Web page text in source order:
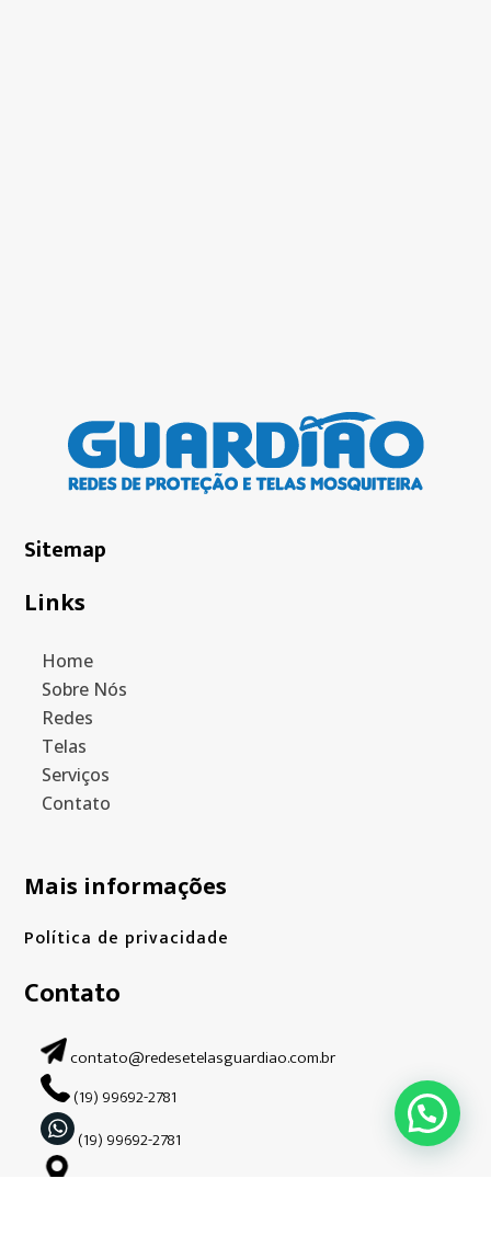
Sitemap
Links
Home
Sobre Nós
Redes
Telas
Serviços
Contato
Mais informações
Política de privacidade
Contato
contato@redesetelasguardiao.com.br
(19) 99692-2781
(19) 99692-2781